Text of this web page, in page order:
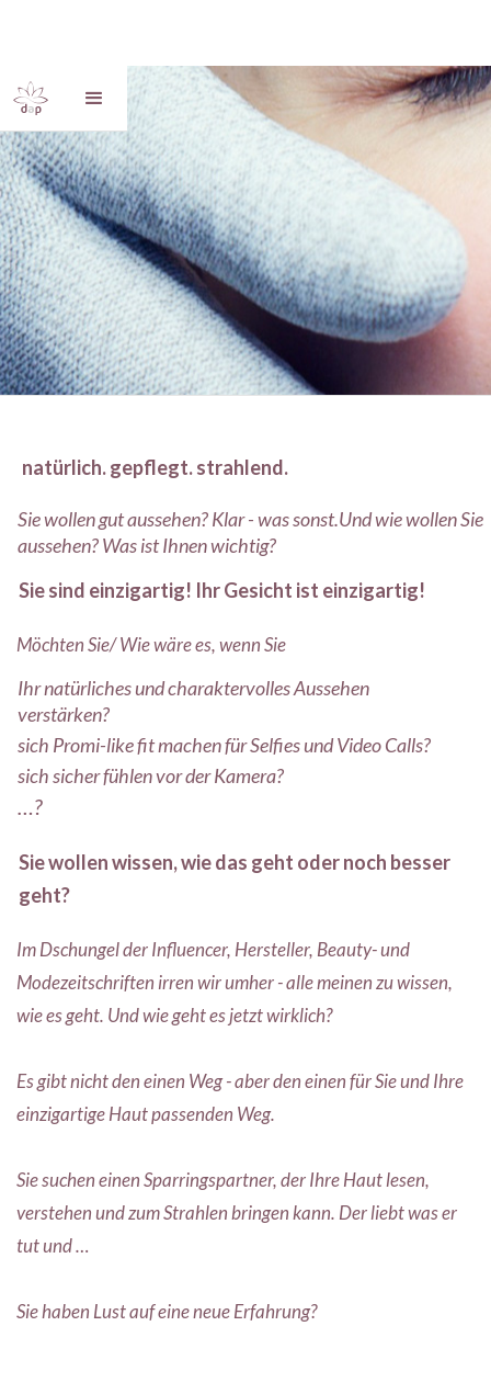
natürlich. gepflegt. strahlend.
Sie wollen gut aussehen? Klar - was sonst.Und wie wollen Sie
aussehen? Was ist Ihnen wichtig?
Sie sind einzigartig! Ihr Gesicht ist einzigartig!
Möchten Sie/ Wie wäre es, wenn Sie
Ihr natürliches und charaktervolles Aussehen
verstärken?
sich Promi-like fit machen für Selfies und Video Calls?
sich sicher fühlen vor der Kamera?
…?
Sie wollen wissen, wie das geht oder noch besser
geht?
Im Dschungel der Influencer, Hersteller, Beauty- und
Modezeitschriften irren wir umher - alle meinen zu wissen,
wie es geht. Und wie geht es jetzt wirklich?
Es gibt nicht den einen Weg - aber den einen für Sie und Ihre
einzigartige Haut passenden Weg.
Sie suchen einen Sparringspartner, der Ihre Haut lesen,
verstehen und zum Strahlen bringen kann. Der liebt was er
tut und …
Sie haben Lust auf eine neue Erfahrung?